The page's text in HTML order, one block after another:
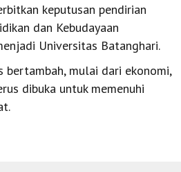
keputusan pendirian
dan Kebudayaan
Universitas Batanghari.
bertambah, mulai dari ekonomi,
dibuka untuk memenuhi